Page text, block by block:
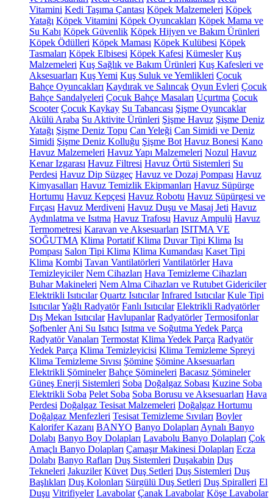
Vitamini Kedi Taşıma Çantası Köpek Malzemeleri Köpek
Yatağı Köpek Vitamini Köpek Oyuncakları Köpek Mama ve
Su Kabı Köpek Güvenlik Köpek Hijyen ve Bakım Ürünleri
Köpek Ödülleri Köpek Maması Köpek Kulübesi Köpek
Tasmaları Köpek Elbisesi Köpek Kafesi Kümesler Kuş
Malzemeleri Kuş Sağlık ve Bakım Ürünleri Kuş Kafesleri ve
Aksesuarları Kuş Yemi Kuş Suluk ve Yemlikleri Çocuk
Bahçe Oyuncakları Kaydırak ve Salıncak Oyun Evleri Çocuk
Bahçe Sandalyeleri Çocuk Bahçe Masaları Uçurtma Çocuk
Scooter Çocuk Kaykay Su Tabancası Şişme Oyuncaklar
Akülü Araba Su Aktivite Ürünleri Şişme Havuz Şişme Deniz
Yatağı Şişme Deniz Topu Can Yeleği Can Simidi ve Deniz
Simidi Şişme Deniz Kolluğu Şişme Bot Havuz Bonesi Kano
Havuz Malzemeleri Havuz Yapı Malzemeleri Nozul Havuz
Kenar Izgarası Havuz Filtresi Havuz Örtü Sistemleri Su
Perdesi Havuz Dip Süzgeç Havuz ve Dozaj Pompası Havuz
Kimyasalları Havuz Temizlik Ekipmanları Havuz Süpürge
Hortumu Havuz Kepçesi Havuz Robotu Havuz Süpürgesi ve
Fırçası Havuz Merdiveni Havuz Duşu ve Masaj Jeti Havuz
Aydınlatma ve Isıtma Havuz Trafosu Havuz Ampulü Havuz
Termometresi Karavan ve Aksesuarları ISITMA VE
SOĞUTMA Klima Portatif Klima Duvar Tipi Klima Isı
Pompası Salon Tipi Klima Klima Kumandası Kaset Tipi
Klima Kombi Tavan Vantilatörleri Vantilatörler Hava
Temizleyiciler Nem Cihazları Hava Temizleme Cihazları
Buhar Makineleri Nem Alma Cihazları ve Rutubet Gidericiler
Elektrikli Isıtıcılar Quartz Isıtıcılar Infrared Isıtıcılar Kule Tipi
IsıtıcılarYağlı Radyatör Fanlı Isıtıcılar Elektrikli Radyatörler
Dış Mekan Isıtıcılar Havlupanlar Radyatörler Termosifonlar
Şofbenler Ani Su Isıtıcı Isıtma ve Soğutma Yedek Parça
Radyatör Vanaları Termostat Klima Yedek Parça Radyatör
Yedek Parça Klima Temizleyicisi Klima Temizleme Spreyi
Klima Temizleme Sıvısı Şömine Şömine Aksesuarları
Elektrikli Şömineler Bahçe Şömineleri Bacasız Şömineler
Güneş Enerji Sistemleri Soba Doğalgaz Sobası Kuzine Soba
Elektrikli Soba Pelet Soba Soba Borusu ve Aksesuarları Hava
Perdesi Doğalgaz Tesisat Malzemeleri Doğalgaz Hortumu
Doğalgaz Menfezleri Tesisat Temizleme Sıvıları Boyler
Kalorifer Kazanı BANYO Banyo Dolapları Aynalı Banyo
Dolabı Banyo Boy Dolapları Lavabolu Banyo Dolapları Çok
Amaçlı Banyo Dolapları Çamaşır Makinesi Dolapları Ecza
Dolabı Banyo Rafları Duş Sistemleri Duşakabin Duş
Tekneleri Jakuziler Küvet Duş Setleri Duş Sistemleri Duş
Başlıkları Duş Kolonları Sürgülü Duş Setleri Duş Spiralleri El
Duşu Vitrifiyeler Lavabolar Çanak Lavabolar Köşe Lavabolar